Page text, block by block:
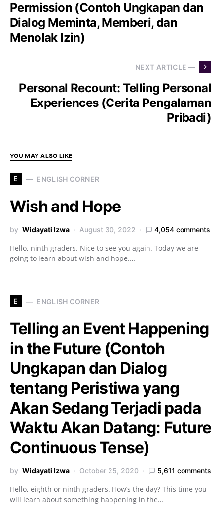
Permission (Contoh Ungkapan dan
Dialog Meminta, Memberi, dan
Menolak Izin)
NEXT ARTICLE —
Personal Recount: Telling Personal
Experiences (Cerita Pengalaman
Pribadi)
YOU MAY ALSO LIKE
E ENGLISH CORNER
Wish and Hope
by Widayati Izwa August 30, 2022 4,054 comments
Hello, ninth graders. Nice to see you again. Today we are
going to learn about wish and hope.…
E ENGLISH CORNER
Telling an Event Happening
in the Future (Contoh
Ungkapan dan Dialog
tentang Peristiwa yang
Akan Sedang Terjadi pada
Waktu Akan Datang: Future
Continuous Tense)
by Widayati Izwa October 25, 2020 5,611 comments
Hello, eighth or ninth graders. How’s the day? This time you
will learn about something happening in the…